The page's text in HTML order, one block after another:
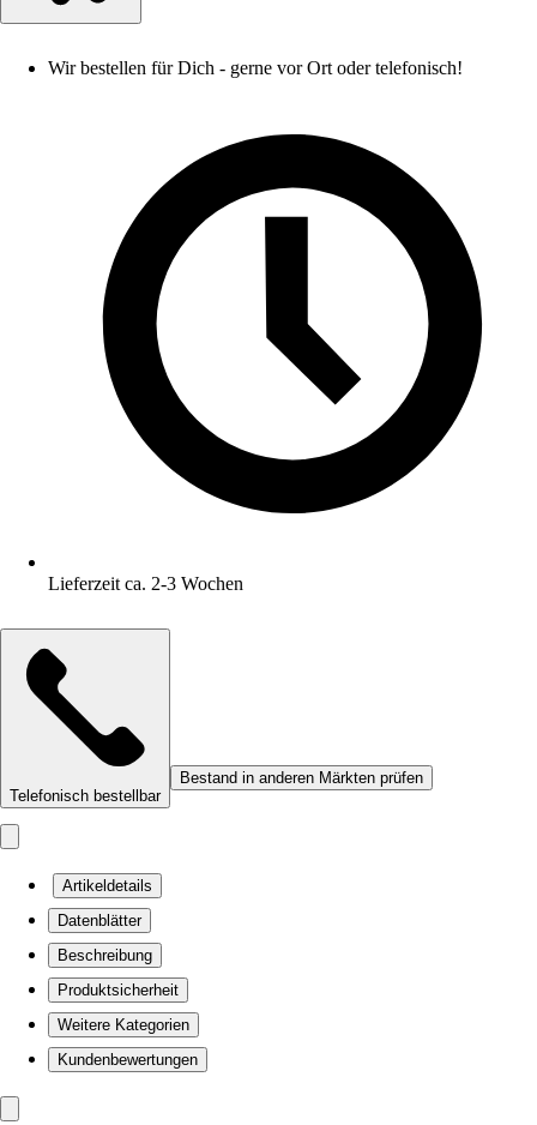
Wir bestellen für Dich - gerne vor Ort oder telefonisch!
Lieferzeit ca. 2-3 Wochen
Telefonisch bestellbar
Bestand in anderen Märkten prüfen
Artikeldetails
Datenblätter
Beschreibung
Produktsicherheit
Weitere Kategorien
Kundenbewertungen